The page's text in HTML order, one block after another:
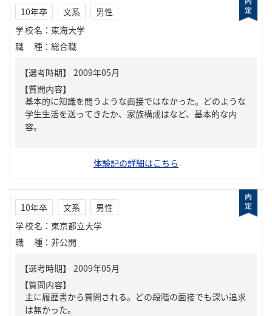
10年卒 文系
男性
学校名 ： 東海大学
職種 ： 総合職
【質問内容】
基本的に知識を問うような面接ではなかった。どのような
学生生活を送ってきたか、家族構成はなど、基本的な内
容。
体験記の詳細はこちら
10年卒 文系
男性
学校名 ： 東京都立大学
職種 ： 非公開
【質問内容】
主に履歴書から質問される。どの段階の面接でも深い追求
は無かった。